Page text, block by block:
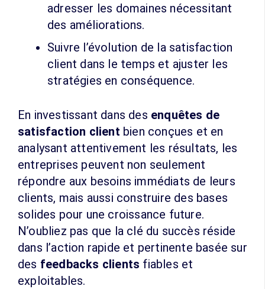
adresser les domaines nécessitant
des améliorations.
Suivre l’évolution de la satisfaction
client dans le temps et ajuster les
stratégies en conséquence.
En investissant dans des enquêtes de
satisfaction client bien conçues et en
analysant attentivement les résultats, les
entreprises peuvent non seulement
répondre aux besoins immédiats de leurs
clients, mais aussi construire des bases
solides pour une croissance future.
N’oubliez pas que la clé du succès réside
dans l’action rapide et pertinente basée sur
des feedbacks clients fiables et
exploitables.